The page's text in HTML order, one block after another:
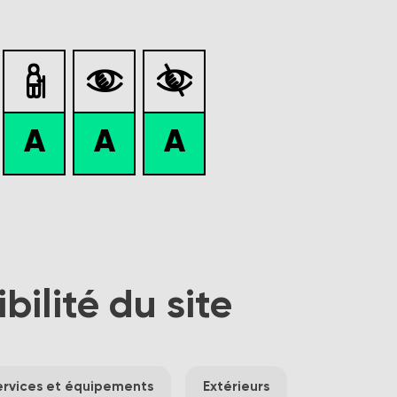

A

A

A
du site
et équipements Extérieurs